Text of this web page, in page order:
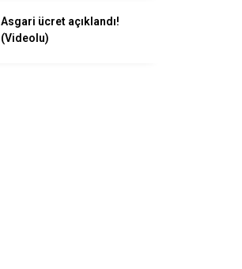
Asgari ücret açıklandı!
(Videolu)